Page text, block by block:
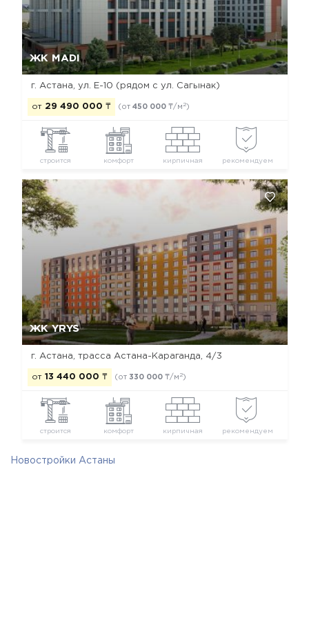
ЖК MADI
г. Астана, ул. Е-10 (рядом с ул. Сагынак)
от 29 490 000 ₸ (от 450 000 ₸/м 2)
строится комфорт кирпичная рекомендуем
Да, удалить Отмена
ЖК YRYS
г. Астана, ​трасса Астана-Караганда, 4/3
от 13 440 000 ₸ (от 330 000 ₸/м 2)
строится комфорт кирпичная рекомендуем
Да, удалить Отмена
Новостройки Астаны